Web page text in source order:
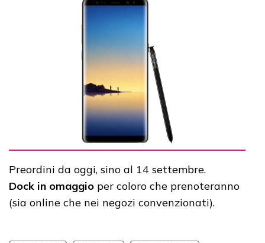
Preordini da oggi, sino al 14 settembre.
Dock in omaggio per coloro che prenoteranno
(sia online che nei negozi convenzionati).